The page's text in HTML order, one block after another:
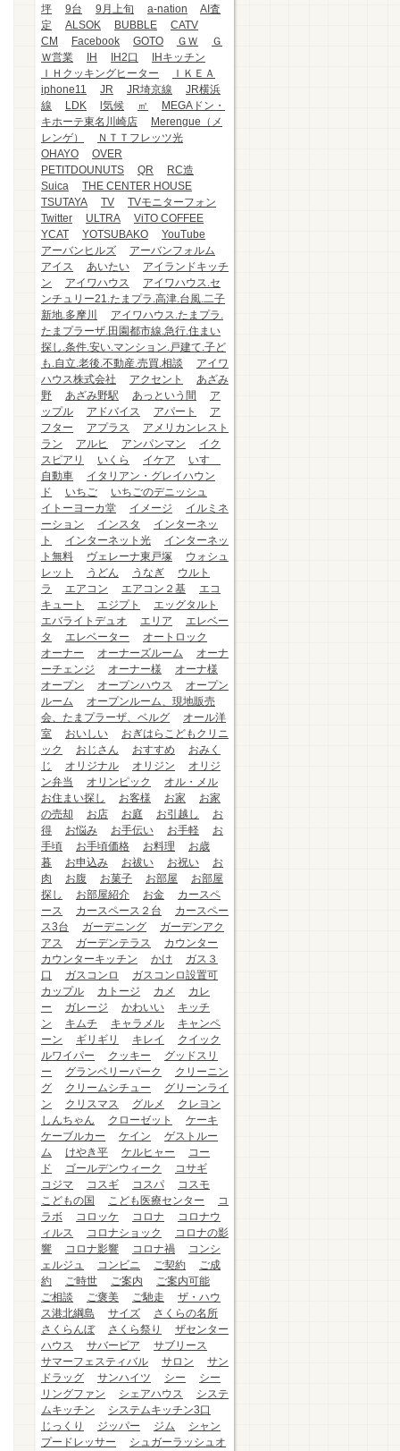
坪
9台 9月上旬 a-nation
AI査
定
ALSOK BUBBLE
CATV
CM
Facebook GOTO ＧＷ
Ｇ
Ｗ営業
IH IH2口
IHキッチン
ＩＨクッキングヒーター
ＩＫＥＡ
iphone11
JR JR埼京線
JR横浜
線
LDK l気候 ㎡
MEGAドン・
キホーテ東名川崎店
Merengue（メ
レンゲ）
ＮＴＴフレッツ光
OHAYO
OVER
PETITDOUNUTS
QR
RC造
Suica
THE CENTER HOUSE
TSUTAYA
TV
TVモニターフォン
Twitter
ULTRA
ViTO COFFEE
YCAT
YOTSUBAKO
YouTube
アーバンヒルズ
アーバンフォルム
アイス
あいたい
アイランドキッチ
ン
アイワハウス
アイワハウス.セ
ンチュリー21.たまプラ.高津.台風.二子
新地.多摩川
アイワハウス.たまプラ.
たまプラーザ.田園都市線.急行.住まい
探し.条件.安い.マンション.戸建て.子ど
も.自立.老後.不動産.売買.相談
アイワ
ハウス株式会社
アクセント
あざみ
野
あざみ野駅 あっという間
ア
ップル
アドバイス アパート
ア
フター
アプラス
アメリカンレスト
ラン
アルヒ アンパンマン
イク
スピアリ
いくら イケア
いすゞ
自動車
イタリアン・グレイハウン
ド
いちご
いちごのデニッシュ
イトーヨーカ堂
イメージ
イルミネ
ーション
インスタ
インターネッ
ト
インターネット光
インターネッ
ト無料
ヴェレーナ東戸塚
ウォシュ
レット
うどん うなぎ
ウルト
ラ
エアコン エアコン２基
エコ
キュート
エジプト
エッグタルト
エバライトデュオ
エリア
エレベー
タ
エレベーター
オートロック
オーナー
オーナーズルーム
オーナ
ーチェンジ
オーナー様
オーナ様
オープン
オープンハウス
オープン
ルーム
オープンルーム、現地販売
会、たまプラーザ、ベルグ
オール洋
室
おいしい
おぎはらこどもクリニ
ック
おじさん おすすめ
おみく
じ
オリジナル オリジン
オリジ
ン弁当
オリンピック
オル・メル
お住まい探し
お客様 お家
お家
の売却
お店 お庭 お引越し
お
得
お悩み お手伝い お手軽
お
手頃
お手頃価格 お料理
お歳
暮
お申込み お祓い お祝い
お
肉
お腹 お菓子 お部屋
お部屋
探し
お部屋紹介 お金
カースペ
ース
カースペース２台
カースペー
ス3台
ガーデニング
ガーデンアク
アス
ガーデンテラス
カウンター
カウンターキッチン
かけ
ガス３
口
ガスコンロ
ガスコンロ設置可
カップル
カトージ カメ
カレ
ー
ガレージ かわいい
キッチ
ン
キムチ キャラメル
キャンペ
ーン
ギリギリ キレイ
クイック
ルワイパー
クッキー
グッドスリ
ー
グランベリーパーク
クリーニン
グ
クリームシチュー
グリーンライ
ン
クリスマス グルメ
クレヨン
しんちゃん
クローゼット
ケーキ
ケーブルカー
ケイン
ゲストルー
ム
けやき平 ケルヒャー
コー
ド
ゴールデンウィーク
コサギ
コジマ
コスギ コスパ
コスモ
こどもの国
こども医療センター
コ
ラボ
コロッケ コロナ
コロナウ
ィルス
コロナショック
コロナの影
響
コロナ影響 コロナ禍
コンシ
ェルジュ
コンビニ ご契約
ご成
約
ご時世 ご案内
ご案内可能
ご相談
ご褒美 ご馳走
ザ・ハウ
ス港北綱島
サイズ
さくらの名所
さくらんぼ
さくら祭り
ザセンター
ハウス
サバービア
サブリース
サマーフェスティバル
サロン
サン
ドラッグ
サンハイツ シー
シー
リングファン
シェアハウス
システ
ムキッチン
システムキッチン3口
じっくり
ジッパー ジム
シャン
プードレッサー
シュガーラッシュオ